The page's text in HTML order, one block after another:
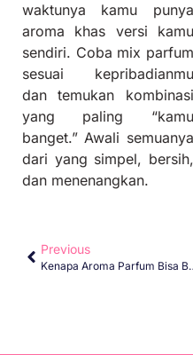
waktunya kamu punya
aroma khas versi kamu
sendiri. Coba mix parfum
sesuai kepribadianmu
dan temukan kombinasi
yang paling “kamu
banget.” Awali semuanya
dari yang simpel, bersih,
dan menenangkan.
Previous
Kenapa